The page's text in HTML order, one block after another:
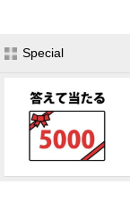
Special